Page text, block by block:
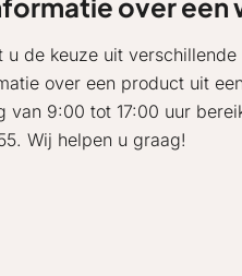
over
u de keuze uit
over een product uit
van 9:00 tot 17:00 uur
Wij helpen u graag!